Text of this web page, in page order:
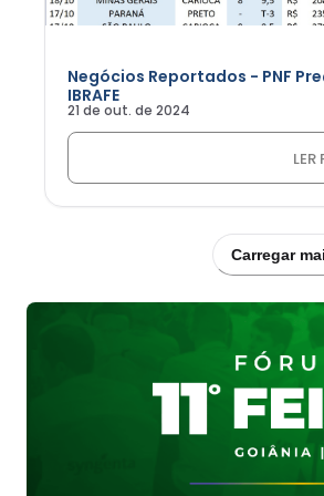
Negócios Reportados - PNF
IBRAFE
21 de out. de 2024
LER
Carregar